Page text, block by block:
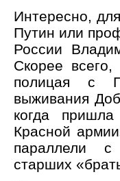
Интересно,
Путин или
России
Скорее
полицая с
выживания
когда
Красной
параллели с
старших